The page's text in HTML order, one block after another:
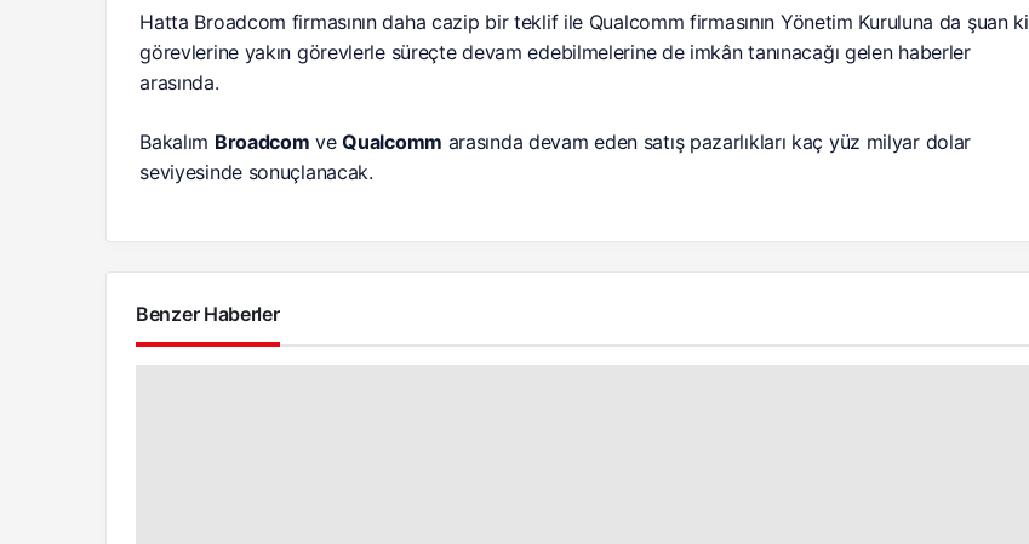
Hatta Broadcom firmasının daha cazip bir teklif ile Qualcomm firmasının Yönetim Kuruluna da şuan ki
görevlerine yakın görevlerle süreçte devam edebilmelerine de imkân tanınacağı gelen haberler
arasında.
Bakalım Broadcom veQualcomm arasında devam eden satış pazarlıkları kaç yüz milyar dolar
seviyesinde sonuçlanacak.
Benzer Haberler